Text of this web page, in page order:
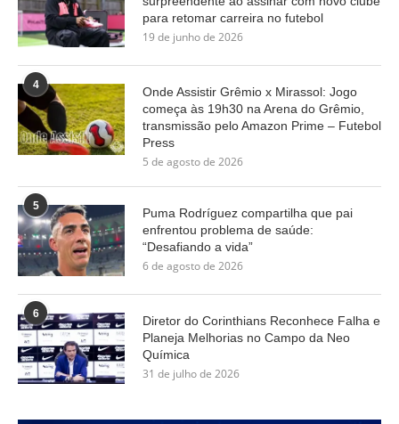
para retomar carreira no futebol
19 de junho de 2026
4
Onde Assistir Grêmio x Mirassol: Jogo
começa às 19h30 na Arena do Grêmio,
transmissão pelo Amazon Prime – Futebol
Press
5 de agosto de 2026
5
Puma Rodríguez compartilha que pai
enfrentou problema de saúde:
“Desafiando a vida”
6 de agosto de 2026
6
Diretor do Corinthians Reconhece Falha e
Planeja Melhorias no Campo da Neo
Química
31 de julho de 2026